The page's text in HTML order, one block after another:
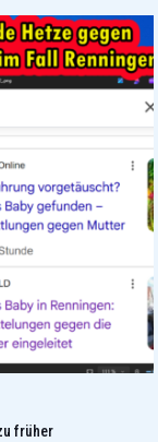
früher